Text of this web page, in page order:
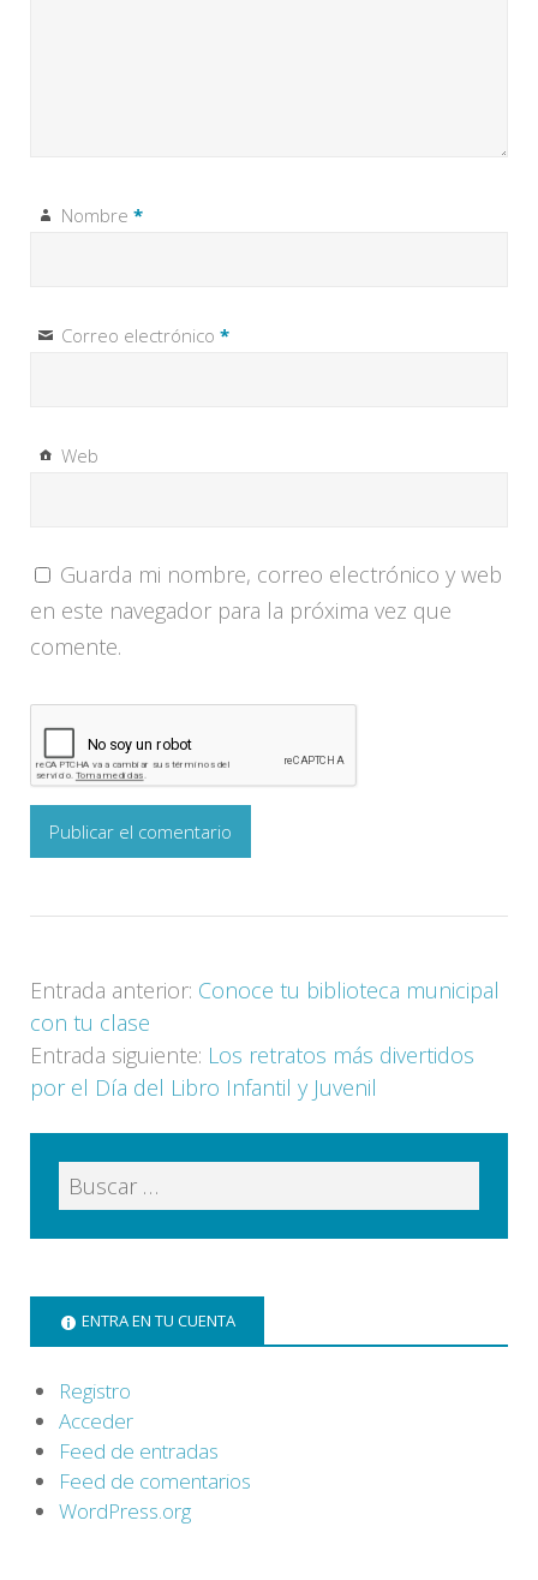
Nombre *
Correo electrónico *
Web
Guarda mi nombre, correo electrónico y web
en este navegador para la próxima vez que
comente.
Entrada anterior: Conoce tu biblioteca municipal
con tu clase
Entrada siguiente: Los retratos más divertidos
por el Día del Libro Infantil y Juvenil
ENTRA EN TU CUENTA
Registro
Acceder
Feed de entradas
Feed de comentarios
WordPress.org